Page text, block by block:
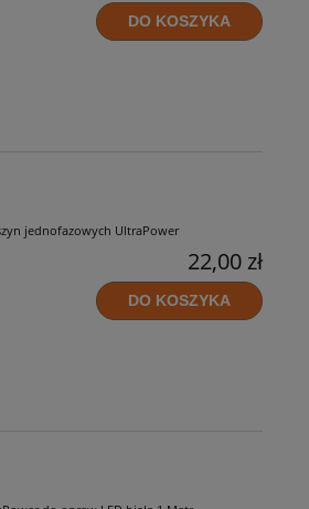
DO KOSZYKA
jednofazowych UltraPower
22,00 zł
DO KOSZYKA